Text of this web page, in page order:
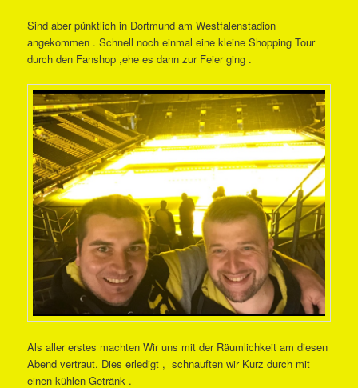
Sind aber pünktlich in Dortmund am Westfalenstadion
angekommen . Schnell noch einmal eine kleine Shopping Tour
durch den Fanshop ,ehe es dann zur Feier ging .
Als aller erstes machten Wir uns mit der Räumlichkeit am diesen
Abend vertraut. Dies erledigt , schnauften wir Kurz durch mit
einen kühlen Getränk .